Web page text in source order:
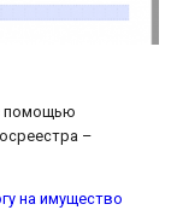
помощью
–
на имущество